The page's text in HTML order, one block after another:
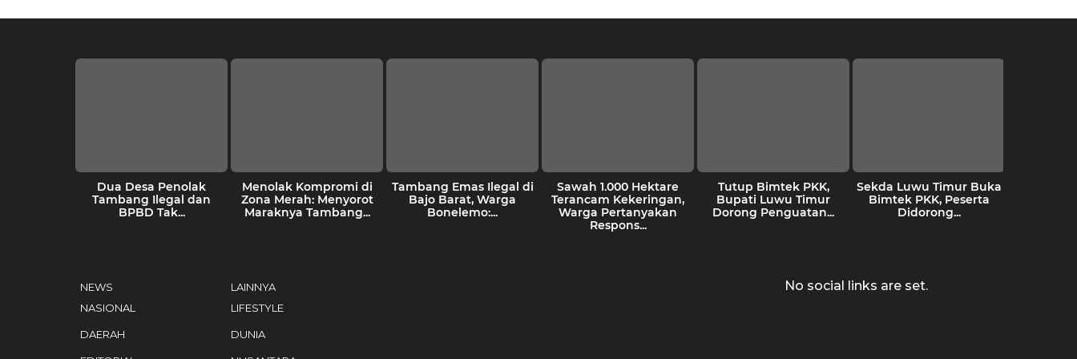
Dua Desa Penolak
Tambang Ilegal dan
BPBD Tak...
Menolak Kompromi di
Zona Merah: Menyorot
Maraknya Tambang...
Tambang Emas Ilegal di
Bajo Barat, Warga
Bonelemo:...
Sawah 1.000 Hektare
Terancam Kekeringan,
Warga Pertanyakan
Respons...
Tutup Bimtek PKK,
Bupati Luwu Timur
Dorong Penguatan...
Sekda Luwu Timur Buka
Bimtek PKK, Peserta
Didorong...
NEWS
NASIONAL
DAERAH
LAINNYA
LIFESTYLE
DUNIA
No social links are set.